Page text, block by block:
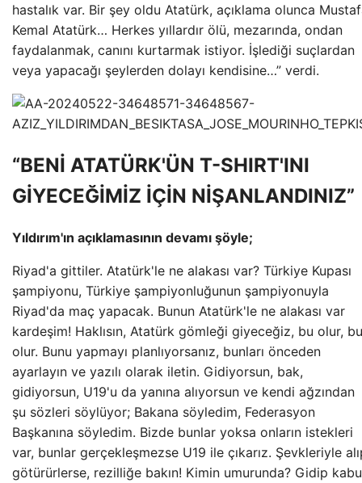
hastalık var. Bir şey oldu Atatürk, açıklama olunca
Kemal Atatürk… Herkes yıllardır ölü, mezarında, ondan
faydalanmak, canını kurtarmak istiyor. İşlediği suçlardan
veya yapacağı şeylerden dolayı kendisine…” verdi.
“BENİ ATATÜRK'ÜN T-SHIRT'INI
GİYECEĞİMİZ İÇİN NİŞANLANDINIZ”
Yıldırım'ın açıklamasının devamı şöyle;
Riyad'a gittiler. Atatürk'le ne alakası var? Türkiye Kupası
şampiyonu, Türkiye şampiyonluğunun şampiyonuyla
Riyad'da maç yapacak. Bunun Atatürk'le ne alakası var
kardeşim! Haklısın, Atatürk gömleği giyeceğiz, bu olur, bu
olur. Bunu yapmayı planlıyorsanız, bunları önceden
ayarlayın ve yazılı olarak iletin. Gidiyorsun, bak,
gidiyorsun, U19'u da yanına alıyorsun ve kendi ağzından
şu sözleri söylüyor; Bakana söyledim, Federasyon
Başkanına söyledim. Bizde bunlar yoksa onların istekleri
var, bunlar gerçekleşmezse U19 ile çıkarız. Şevkleriyle
götürürlerse, rezilliğe bakın! Kimin umurunda? Gidip